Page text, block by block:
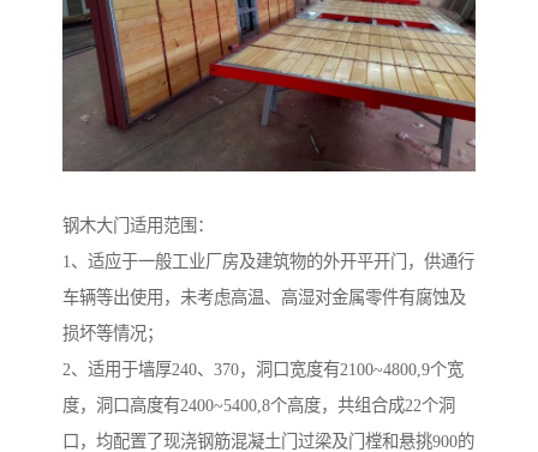
钢木大门适用范围：
1、适应于一般工业厂房及建筑物的外开平开门，供通行
车辆等出使用，未考虑高温、高湿对金属零件有腐蚀及
损坏等情况；
2、适用于墙厚240、370，洞口宽度有2100~4800,9个宽
度，洞口高度有2400~5400,8个高度，共组合成22个洞
口，均配置了现浇钢筋混凝土门过梁及门樘和悬挑900的